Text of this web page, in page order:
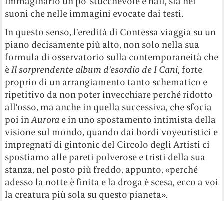
suoni che nelle immagini evocate dai testi.
In questo senso, l’eredità di Contessa viaggia su un
piano decisamente più alto, non solo nella sua
formula di osservatorio sulla contemporaneità che
èIl sorprendente album d’esordio de I Cani, forte
proprio di un arrangiamento tanto schematico e
ripetitivo da non poter invecchiare perché ridotto
all’osso, ma anche in quella successiva, che sfocia
poi inAurora e in uno spostamento intimista della
visione sul mondo, quando dai bordi voyeuristici e
impregnati di gintonic del Circolo degli Artisti ci
spostiamo alle pareti polverose e tristi della sua
stanza, nel posto più freddo, appunto, «perché
adesso la notte è finita e la droga è scesa, ecco a voi
la creatura più sola su questo pianeta».